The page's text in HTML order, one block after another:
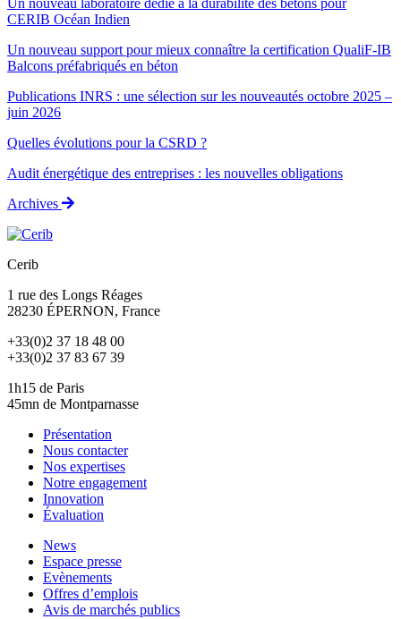
CERIB Océan Indien
Un nouveau support pour mieux connaître la certification QualiF-IB
Balcons préfabriqués en béton
Publications INRS : une sélection sur les nouveautés octobre 2025 –
juin 2026
Quelles évolutions pour la CSRD ?
Audit énergétique des entreprises : les nouvelles obligations
Archives
Cerib
1 rue des Longs Réages
28230 ÉPERNON, France
+33(0)2 37 18 48 00
+33(0)2 37 83 67 39
1h15 de Paris
45mn de Montparnasse
Présentation
Nous contacter
Nos expertises
Notre engagement
Innovation
Évaluation
News
Espace presse
Evènements
Offres d’emplois
Avis de marchés publics